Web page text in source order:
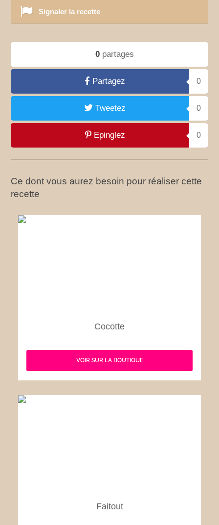
Signaler la recette
0partages
Partagez 0
Tweetez 0
Epinglez 0
Ce dont vous aurez besoin pour réaliser cette
recette
Cocotte
VOIR SUR LA BOUTIQUE
Faitout